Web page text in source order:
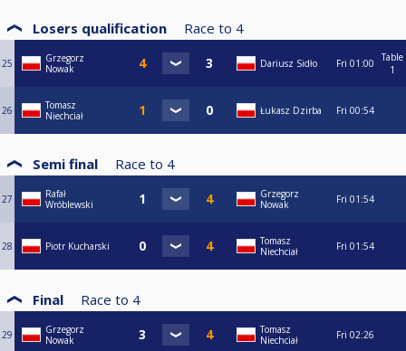
Losers qualification Race to 4
25
Grzegorz
Nowak
Dariusz Sidło Fri 01:00
Table
1
26
Tomasz
Niechciał
Łukasz Dzirba Fri 00:54
Semi final Race to 4
27
Rafał
Wróblewski
Grzegorz
Nowak
Fri 01:54
28 Piotr Kucharski
Tomasz
Niechciał
Fri 01:54
Final Race to 4
29
Grzegorz
Nowak
Tomasz
Niechciał
Fri 02:26